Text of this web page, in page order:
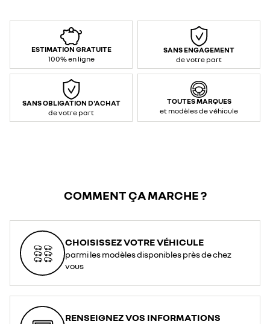
ESTIMATION GRATUITE
100% en ligne
SANS ENGAGEMENT
de votre part
SANS OBLIGATION D'ACHAT
de votre part
TOUTES MARQUES
et modèles de véhicule
COMMENT ÇA MARCHE ?
CHOISISSEZ VOTRE VÉHICULE
parmi les modèles disponibles près de chez
vous
RENSEIGNEZ VOS INFORMATIONS